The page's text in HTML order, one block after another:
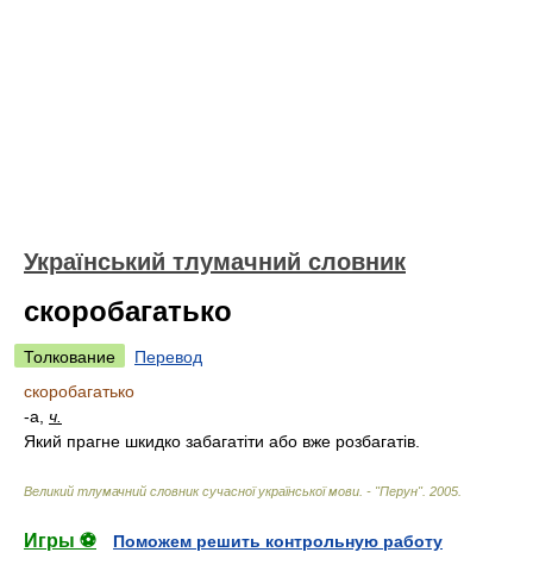
Український тлумачний словник
скоробагатько
Толкование
Перевод
скоробагатько
-а, ч.
Який прагне шкидко забагатіти або вже розбагатів.
Великий тлумачний словник сучасної української мови. - "Перун". 2005
Игры ⚽
Поможем решить контрольную работу